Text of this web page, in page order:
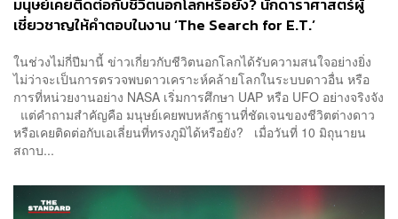
มนุษย์เคยติดต่อกับชีวิตนอกโลกหรือยัง? นักดาราศาสตร์ผู้
เชี่ยวชาญให้คำตอบในงาน ‘The Search for E.T.’
ในช่วงไม่กี่ปีมานี้ ข่าวเกี่ยวกับชีวิตนอกโลกได้รับความสนใจอย่างยิ่ง
ไม่ว่าจะเป็นการตรวจพบดาวเคราะห์คล้ายโลกในระบบดาวอื่น หรือ
การที่หน่วยงานอย่าง NASA เริ่มการศึกษา UAP หรือ UFO อย่างจริงจัง
แต่คำถามสำคัญคือ มนุษย์เคยพบหลักฐานที่ชัดเจนของชีวิตต่างดาว
หรือเคยติดต่อกับเอเลี่ยนที่ทรงภูมิได้หรือยัง? เมื่อวันที่ 10 มิถุนายน
สถาบ...